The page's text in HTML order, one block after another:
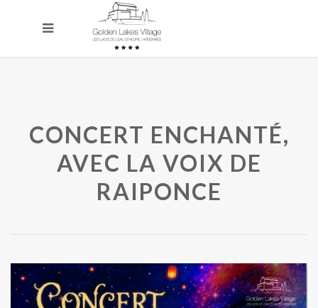
CONCERT ENCHANTÉ,
AVEC LA VOIX DE
RAIPONCE